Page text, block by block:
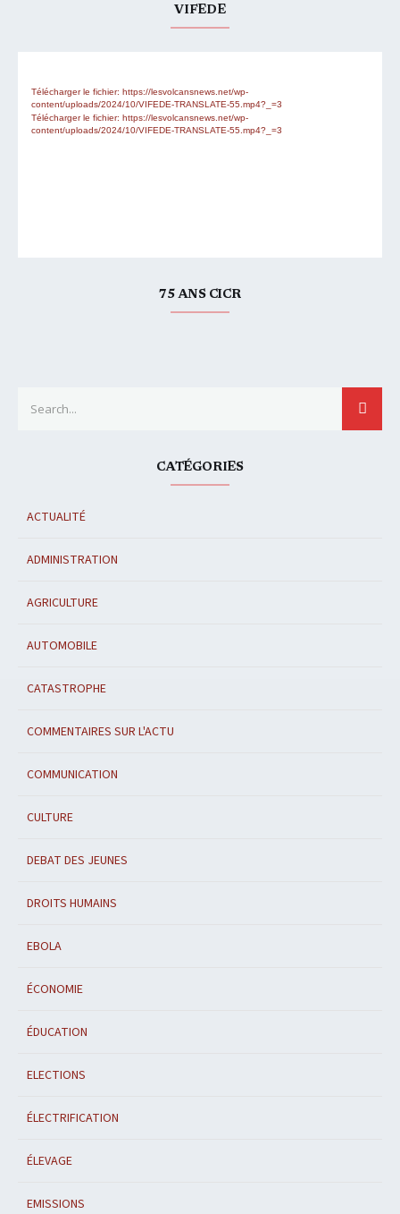
VIFEDE
Télécharger le fichier: https://lesvolcansnews.net/wp-
content/uploads/2024/10/VIFEDE-TRANSLATE-55.mp4?_=3
Télécharger le fichier: https://lesvolcansnews.net/wp-
content/uploads/2024/10/VIFEDE-TRANSLATE-55.mp4?_=3
75 ANS CICR
CATÉGORIES
ACTUALITÉ
ADMINISTRATION
AGRICULTURE
AUTOMOBILE
CATASTROPHE
COMMENTAIRES SUR L'ACTU
COMMUNICATION
CULTURE
DEBAT DES JEUNES
DROITS HUMAINS
EBOLA
ÉCONOMIE
ÉDUCATION
ELECTIONS
ÉLECTRIFICATION
ÉLEVAGE
EMISSIONS